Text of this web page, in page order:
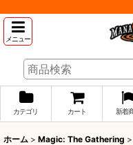
メニュー
カテゴリ カート 新着
ホーム > Magic: The Gathering >